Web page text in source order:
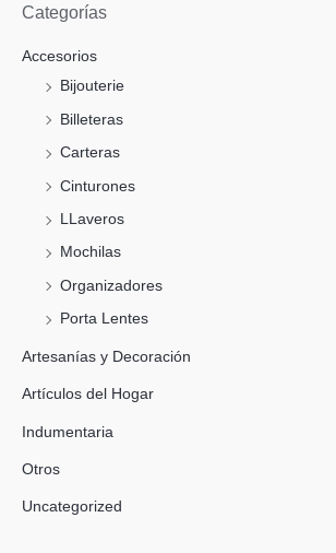
Categorías
Accesorios
Bijouterie
Billeteras
Carteras
Cinturones
LLaveros
Mochilas
Organizadores
Porta Lentes
Artesanías y Decoración
Artículos del Hogar
Indumentaria
Otros
Uncategorized